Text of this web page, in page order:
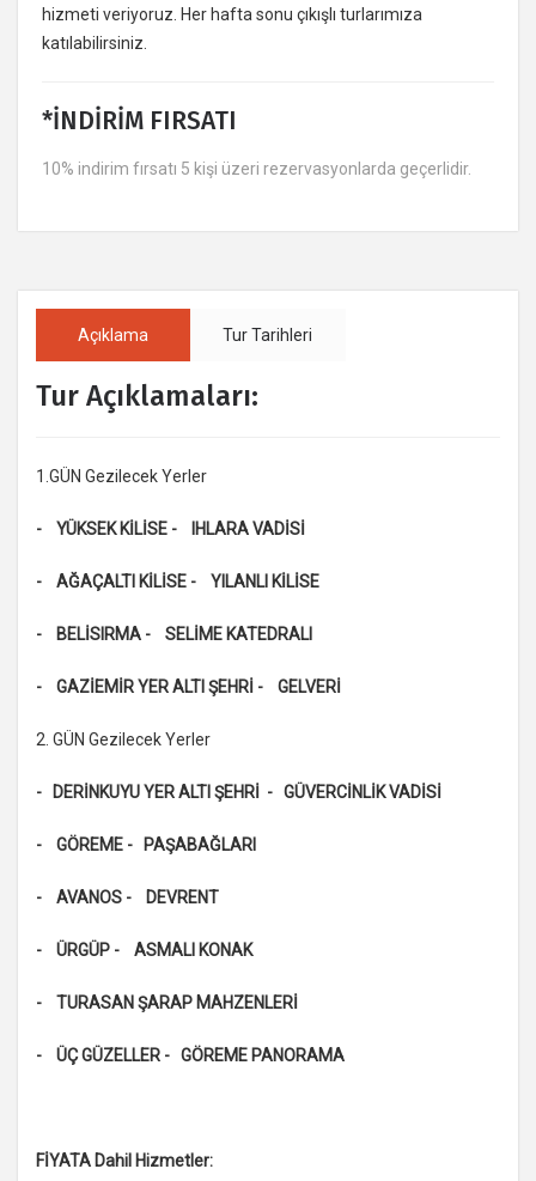
hizmeti veriyoruz. Her hafta sonu çıkışlı turlarımıza
katılabilirsiniz.
*İNDİRİM FIRSATI
10% indirim fırsatı 5 kişi üzeri rezervasyonlarda geçerlidir.
Açıklama Tur Tarihleri
Tur Açıklamaları:
1.GÜN Gezilecek Yerler
- YÜKSEK KİLİSE - IHLARA VADİSİ
- AĞAÇALTI KİLİSE - YILANLI KİLİSE
- BELİSIRMA - SELİME KATEDRALI
- GAZİEMİR YER ALTI ŞEHRİ - GELVERİ
2. GÜN Gezilecek Yerler
- DERİNKUYU YER ALTI ŞEHRİ - GÜVERCİNLİK VADİSİ
- GÖREME - PAŞABAĞLARI
- AVANOS - DEVRENT
- ÜRGÜP - ASMALI KONAK
- TURASAN ŞARAP MAHZENLERİ
- ÜÇ GÜZELLER - GÖREME PANORAMA
FİYATA Dahil Hizmetler: